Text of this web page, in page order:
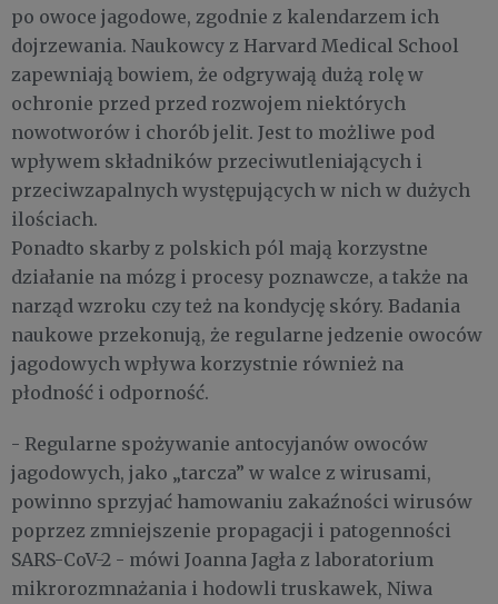
po owoce jagodowe, zgodnie z kalendarzem ich
dojrzewania. Naukowcy z Harvard Medical School
zapewniają bowiem, że odgrywają dużą rolę w
ochronie przed przed rozwojem niektórych
nowotworów i chorób jelit. Jest to możliwe pod
wpływem składników przeciwutleniających i
przeciwzapalnych występujących w nich w dużych
ilościach.
Ponadto skarby z polskich pól mają korzystne
działanie na mózg i procesy poznawcze, a także na
narząd wzroku czy też na kondycję skóry. Badania
naukowe przekonują, że regularne jedzenie owoców
jagodowych wpływa korzystnie również na
płodność i odporność.
- Regularne spożywanie antocyjanów owoców
jagodowych, jako „tarcza” w walce z wirusami,
powinno sprzyjać hamowaniu zakaźności wirusów
poprzez zmniejszenie propagacji i patogenności
SARS-CoV-2 - mówi Joanna Jagła z laboratorium
mikrorozmnażania i hodowli truskawek, Niwa